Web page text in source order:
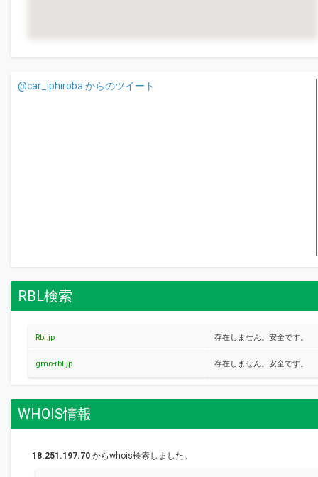
@car_iphiroba からのツイート
RBL検索
Rbl.jp 存在しません。安全です。
gmo-rbl.jp 存在しません。安全です。
WHOIS情報
18.251.197.70 からwhois検索しました。